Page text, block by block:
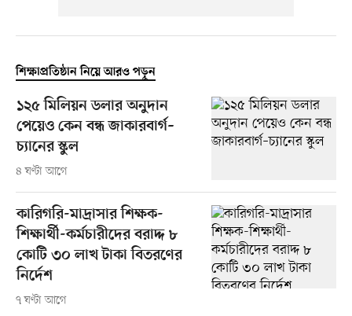
শিক্ষাপ্রতিষ্ঠান নিয়ে আরও পড়ুন
১২৫ মিলিয়ন ডলার অনুদান
পেয়েও কেন বন্ধ জাকারবার্গ–
চ্যানের স্কুল
৪ ঘণ্টা আগে
কারিগরি-মাদ্রাসার শিক্ষক-
শিক্ষার্থী-কর্মচারীদের বরাদ্দ ৮
কোটি ৩০ লাখ টাকা বিতরণের
নির্দেশ
৭ ঘণ্টা আগে